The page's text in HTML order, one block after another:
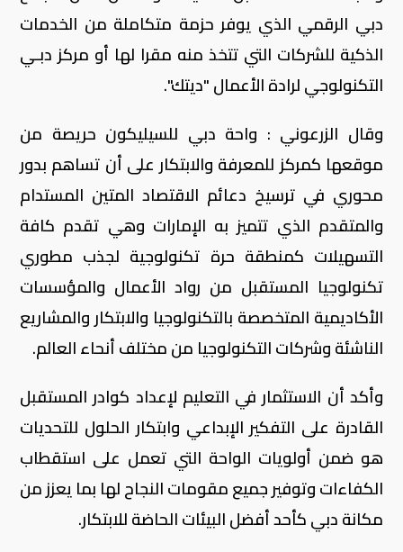
دبي الرقمي الذي يوفر حزمة متكاملة من الخدمات
الذكية للشركات التي تتخذ منه مقرا لها أو مركز دبـي
التكنولوجي لرادة الأعمال "ديتك".
وقال الزرعوني : واحة دبي للسيليكون حريصة من
موقعها كمركز للمعرفة والابتكار على أن تساهم بدور
محوري في ترسيخ دعائم الاقتصاد المتين المستدام
والمتقدم الذي تتميز به الإمارات وهي تقدم كافة
التسهيلات كمنطقة حرة تكنولوجية لجذب مطوري
تكنولوجيا المستقبل من رواد الأعمال والمؤسسات
الأكاديمية المتخصصة بالتكنولوجيا والابتكار والمشاريع
الناشئة وشركات التكنولوجيا من مختلف أنحاء العالم.
وأكد أن الاستثمار في التعليم لإعداد كوادر المستقبل
القادرة على التفكير الإبداعي وابتكار الحلول للتحديات
هو ضمن أولويات الواحة التي تعمل على استقطاب
الكفاءات وتوفير جميع مقومات النجاح لها بما يعزز من
مكانة دبي كأحد أفضل البيئات الحاضة للابتكار.